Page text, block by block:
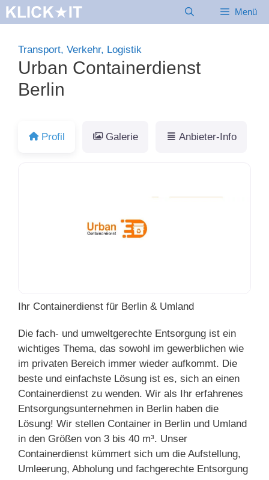
Zum
Inhalt
Menü
Transport, Verkehr, Logistik
Urban Containerdienst
Berlin
Profil Galerie Anbieter-Info
Ihr Containerdienst für Berlin & Umland
Die fach- und umweltgerechte Entsorgung ist ein
wichtiges Thema, das sowohl im gewerblichen wie
im privaten Bereich immer wieder aufkommt. Die
beste und einfachste Lösung ist es, sich an einen
Containerdienst zu wenden. Wir als Ihr erfahrenes
Entsorgungsunternehmen in Berlin haben die
Lösung! Wir stellen Container in Berlin und Umland
in den Größen von 3 bis 40 m³. Unser
Containerdienst kümmert sich um die Aufstellung,
Umleerung, Abholung und fachgerechte Entsorgung